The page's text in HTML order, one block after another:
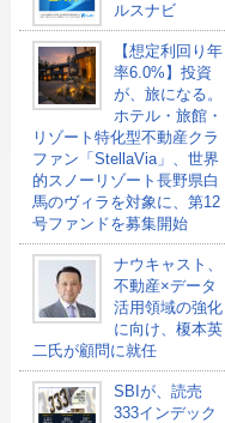
ルスナビ
【想定利回り年
率6.0%】投資
が、旅になる。
ホテル・旅館・
リゾート特化型不動産クラ
ファン「StellaVia」、世界
的スノーリゾート長野県白
馬のヴィラを対象に、第12
号ファンドを募集開始
ナウキャスト、
不動産×データ
活用領域の強化
に向け、榎本英
二氏が顧問に就任
SBIが、読売
333インデック